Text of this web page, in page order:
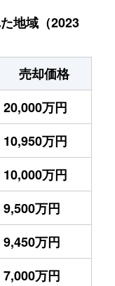
地域（2023
売却価格
20,000万円
10,950万円
10,000万円
9,500万円
9,450万円
7,000万円